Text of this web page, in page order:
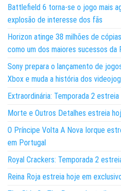
Battlefield 6 torna-se o jogo mais
explosão de interesse dos fãs
Horizon atinge 38 milhões de
como um dos maiores sucessos da
Sony prepara o lançamento de
Xbox e muda a história dos
Extraordinária: Temporada 2
Morte e Outros Detalhes estreia
O Príncipe Volta A Nova Iorque
em Portugal
Royal Crackers: Temporada 2
Reina Roja estreia hoje em